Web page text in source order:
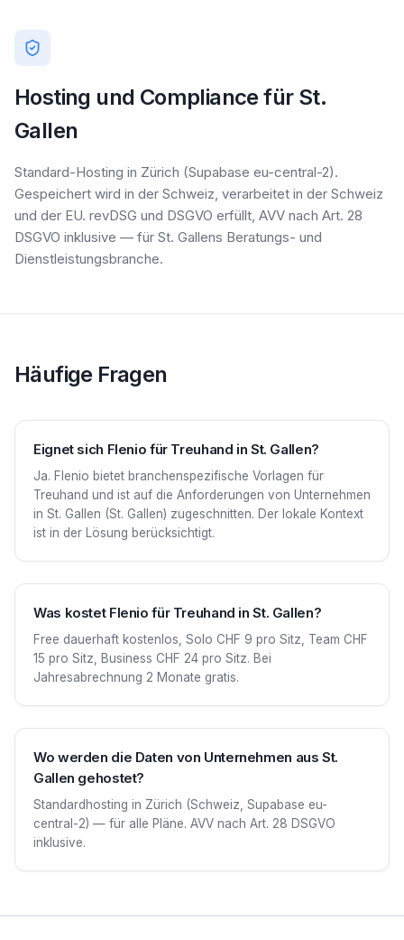
Hosting und Compliance für St.
Gallen
Standard-Hosting in Zürich (Supabase eu-central-2).
Gespeichert wird in der Schweiz, verarbeitet in der Schweiz
und der EU. revDSG und DSGVO erfüllt, AVV nach Art. 28
DSGVO inklusive — für St. Gallens Beratungs- und
Dienstleistungsbranche.
Häufige Fragen
Eignet sich Flenio für Treuhand in St. Gallen?
Ja. Flenio bietet branchenspezifische Vorlagen für
Treuhand und ist auf die Anforderungen von Unternehmen
in St. Gallen (St. Gallen) zugeschnitten. Der lokale Kontext
ist in der Lösung berücksichtigt.
Was kostet Flenio für Treuhand in St. Gallen?
Free dauerhaft kostenlos, Solo CHF 9 pro Sitz, Team CHF
15 pro Sitz, Business CHF 24 pro Sitz. Bei
Jahresabrechnung 2 Monate gratis.
Wo werden die Daten von Unternehmen aus St.
Gallen gehostet?
Standardhosting in Zürich (Schweiz, Supabase eu-
central-2) — für alle Pläne. AVV nach Art. 28 DSGVO
inklusive.